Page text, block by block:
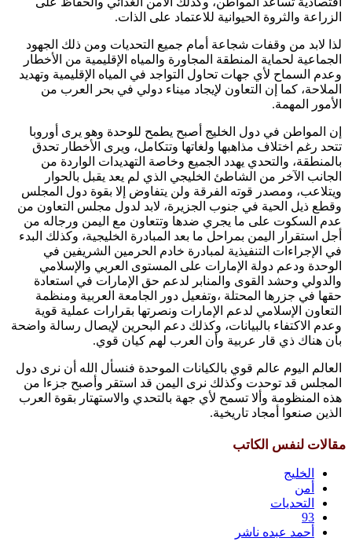
الزراعة والثروة الحيوانية للاعتماد على الذات.
لذا لابد من وقفات شجاعة أمام جميع التحديات ومن ذلك الجهود
الجماعية لحماية المنطقة المجاورة والمياه الإقليمية من الأخطار
وعدم السماح لأي جهات تحاول التواجد في المياه الإقليمية وتهديد
الملاحة، كما إن التعاون لإيجاد ميناء دولي في بحر العرب من
الأمور المهمة.
إن المواطن في دول الخليج أصبح يطمح للوحدة وهو يرى أوروبا
تتحد رغم اختلاف مذاهبها ولغاتها وتتكامل، ويرى الأخطار تحدق
بالمنطقة، والتحدي يهدد الجميع وخاصة التهديدات الواردة من
الجانب الآخر من الشاطئ الخليجي الذي لم يعد يقبل بالحوار
ويتلاعب، ومصدر قوته الفرقة ولن يتفاوض إلا بقوة دول المجلس
وقطع ذيل الحية في جنوب الجزيرة، لابد لدول مجلس التعاون من
عدم السكوت على ما يجري ضدها وتتعاون مع اليمن ورجاله من
أجل استقرار اليمن بمراحل ما بعد المبادرة الخليجية، وكذلك البدء
في الإجراءات التنفيذية لمبادرة خادم الحرمين الشريفين في
الوحدة ودعم دولة الإمارات على المستوى العربي والإسلامي
والدولي وحشد القوى والمنابر لدعم حق الإمارات في استعادة
حقها في جزرها المحتلة ،وتفعيل دور الجامعة العربية ومنظمة
التعاون الإسلامي لدعم الإمارات ونصرتها بقرارات عملية قوية
وعدم الاكتفاء بالبيانات، وكذلك دعم البحرين لإيصال رسالة واضحة
بأن هناك ذي قار عربية وأن العرب لهم كيان قوي.
العالم اليوم عالم قوي بالكيانات الموحدة فنسأل الله أن نرى دول
المجلس قد توحدت وكذلك نرى اليمن قد استقر وأصبح جزءا من
هذه المنظومة وألا تسمح لأي جهة بالتحدي والاستهتار بقوة العرب
الذين صنعوا أمجاد تاريخية.
مقالات لنفس الكاتب
الخليج
أمن
التحديات
93
أحمد عبده ناشر